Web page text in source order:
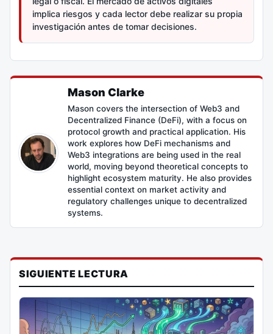
implica riesgos y cada lector debe realizar su propia
investigación antes de tomar decisiones.
Mason Clarke
Mason covers the intersection of Web3 and
Decentralized Finance (DeFi), with a focus on
protocol growth and practical application. His
work explores how DeFi mechanisms and
Web3 integrations are being used in the real
world, moving beyond theoretical concepts to
highlight ecosystem maturity. He also provides
essential context on market activity and
regulatory challenges unique to decentralized
systems.
SIGUIENTE LECTURA